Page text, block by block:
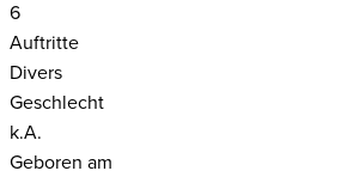
6
Auftritte
Divers
Geschlecht
k.A.
Geboren am